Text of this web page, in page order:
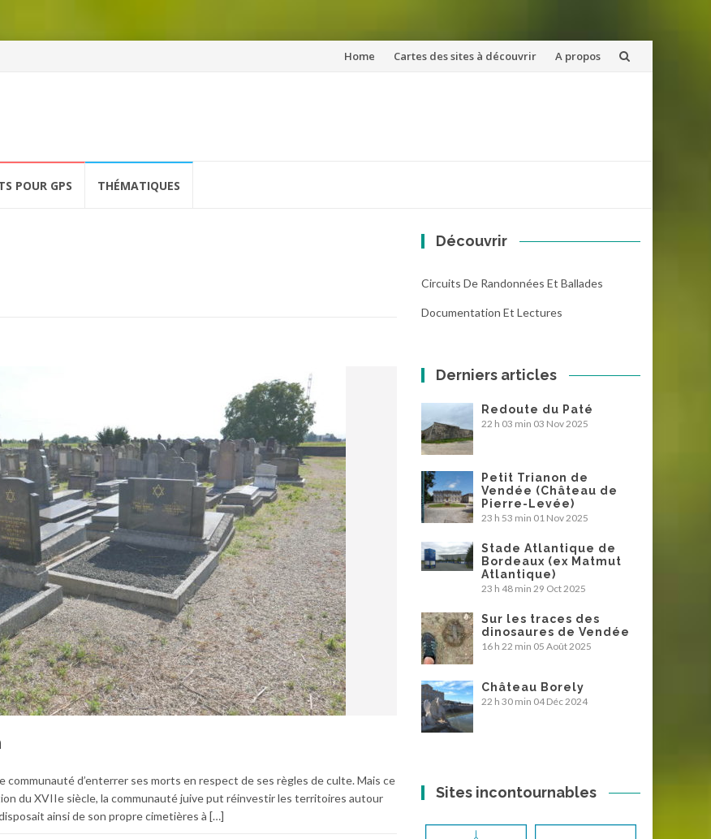
Aller
Home Cartes des sites à découvrir A propos
POUR GPS THÉMATIQUES
communauté d’enterrer ses morts en respect de ses règles de culte. Mais ce
du XVIIe siècle, la communauté juive put réinvestir les territoires autour
ainsi de son propre cimetières à […]
Découvrir
Circuits De Randonnées Et Ballades
Documentation Et Lectures
Derniers articles
Redoute du Paté
22 h 03 min 03 Nov 2025
Petit Trianon de
Vendée (Château de
Pierre-Levée)
23 h 53 min 01 Nov 2025
Stade Atlantique de
Bordeaux (ex Matmut
Atlantique)
23 h 48 min 29 Oct 2025
Sur les traces des
dinosaures de Vendée
16 h 22 min 05 Août 2025
Château Borely
22 h 30 min 04 Déc 2024
Sites incontournables